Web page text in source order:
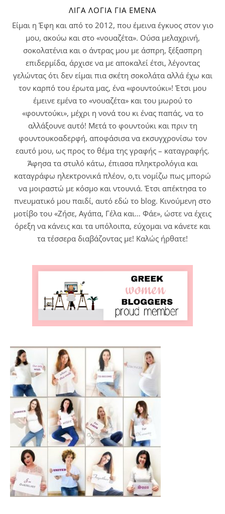
ΛΊΓΑ ΛΌΓΙΑ ΓΙΑ ΕΜΈΝΑ
Είμαι η Έφη και από το 2012, που έμεινα έγκυος στον γιο
μου, ακούω και στο «νουαζέτα». Ούσα μελαχρινή,
σοκολατένια και ο άντρας μου με άσπρη, ξέξασπρη
επιδερμίδα, άρχισε να με αποκαλεί έτσι, λέγοντας
γελώντας ότι δεν είμαι πια σκέτη σοκολάτα αλλά έχω και
τον καρπό του έρωτα μας, ένα «φουντούκι»! Έτσι μου
έμεινε εμένα το «νουαζέτα» και του μωρού το
«φουντούκι», μέχρι η νονά του κι ένας παπάς, να το
αλλάξουνε αυτό! Μετά το φουντούκι και πριν τη
φουντουκοαδερφή, αποφάσισα να εκσυγχρονίσω τον
εαυτό μου, ως προς το θέμα της γραφής – καταγραφής.
Άφησα τα στυλό κάτω, έπιασα πληκτρολόγια και
καταγράφω ηλεκτρονικά πλέον, ο,τι νομίζω πως μπορώ
να μοιραστώ με κόσμο και ντουνιά. Έτσι απέκτησα το
πνευματικό μου παιδί, αυτό εδώ το blog. Κινούμενη στο
μοτίβο του «Ζήσε, Αγάπα, Γέλα και… Φάε», ώστε να έχεις
όρεξη να κάνεις και τα υπόλοιπα, εύχομαι να κάνετε και
τα τέσσερα διαβάζοντας με! Καλώς ήρθατε!